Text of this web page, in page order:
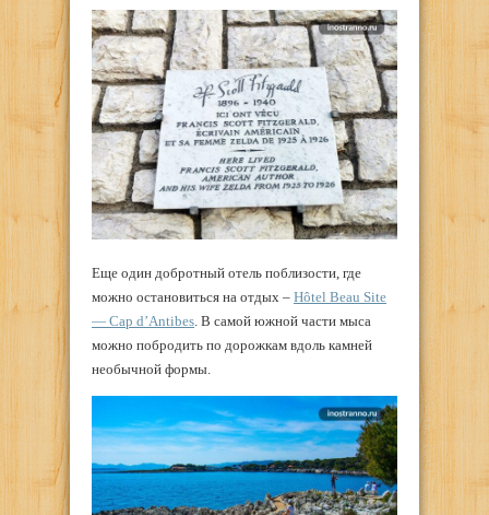
Еще один добротный отель поблизости, где
можно остановиться на отдых – Hôtel Beau Site
— Cap d’Antibes . В самой южной части мыса
можно побродить по дорожкам вдоль камней
необычной формы.